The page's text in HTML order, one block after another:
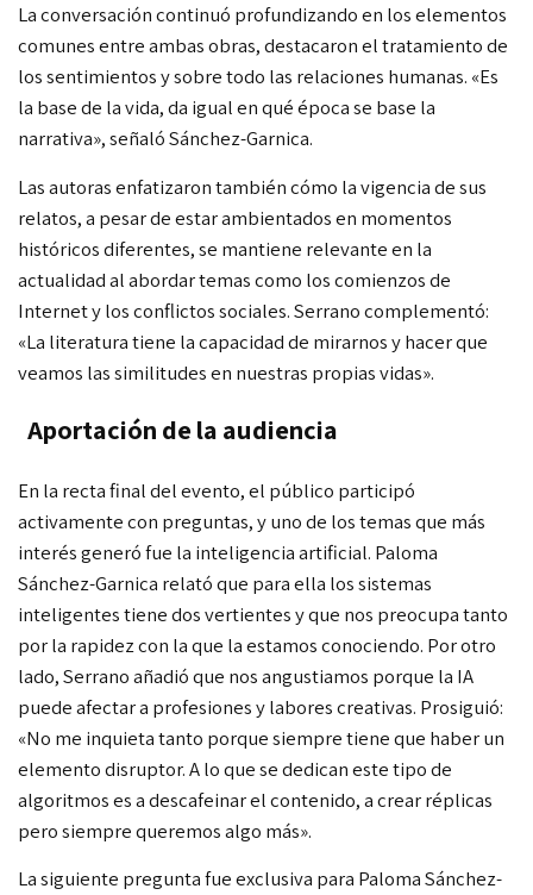
La conversación continuó profundizando en los elementos
comunes entre ambas obras, destacaron el tratamiento de
los sentimientos y sobre todo las relaciones humanas. «Es
la base de la vida, da igual en qué época se base la
narrativa», señaló Sánchez-Garnica.
Las autoras enfatizaron también cómo la vigencia de sus
relatos, a pesar de estar ambientados en momentos
históricos diferentes, se mantiene relevante en la
actualidad al abordar temas como los comienzos de
Internet y los conflictos sociales. Serrano complementó:
«La literatura tiene la capacidad de mirarnos y hacer que
veamos las similitudes en nuestras propias vidas».
Aportación de la audiencia
En la recta final del evento, el público participó
activamente con preguntas, y uno de los temas que más
interés generó fue la inteligencia artificial. Paloma
Sánchez-Garnica relatóque para ella los sistemas
inteligentes tiene dos vertientes y que nos preocupa tanto
por la rapidez con la que la estamos conociendo. Por otro
lado, Serrano añadió que nos angustiamos porque la IA
puede afectar a profesiones y labores creativas. Prosiguió:
«No me inquieta tanto porque siempre tiene que haber un
elemento disruptor. A lo que se dedican este tipo de
algoritmos es a descafeinar el contenido, a crear réplicas
pero siempre queremos algo más».
La siguiente pregunta fue exclusiva para Paloma Sánchez-